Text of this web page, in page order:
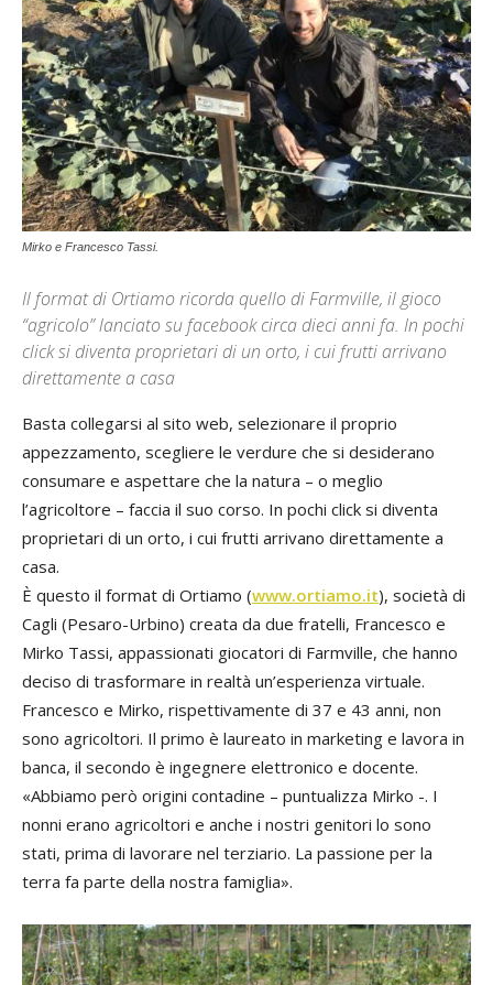
Mirko e Francesco Tassi.
Il format di Ortiamo ricorda quello di Farmville, il gioco
“agricolo” lanciato su facebook circa dieci anni fa. In pochi
click si diventa proprietari di un orto, i cui frutti arrivano
direttamente a casa
Basta collegarsi al sito web, selezionare il proprio
appezzamento, scegliere le verdure che si desiderano
consumare e aspettare che la natura – o meglio
l’agricoltore – faccia il suo corso. In pochi click si diventa
proprietari di un orto, i cui frutti arrivano direttamente a
casa.
È questo il format di Ortiamo (www.ortiamo.it), società di
Cagli (Pesaro-Urbino) creata da due fratelli, Francesco e
Mirko Tassi, appassionati giocatori di Farmville, che hanno
deciso di trasformare in realtà un’esperienza virtuale.
Francesco e Mirko, rispettivamente di 37 e 43 anni, non
sono agricoltori. Il primo è laureato in marketing e lavora in
banca, il secondo è ingegnere elettronico e docente.
«Abbiamo però origini contadine – puntualizza Mirko -. I
nonni erano agricoltori e anche i nostri genitori lo sono
stati, prima di lavorare nel terziario. La passione per la
terra fa parte della nostra famiglia».